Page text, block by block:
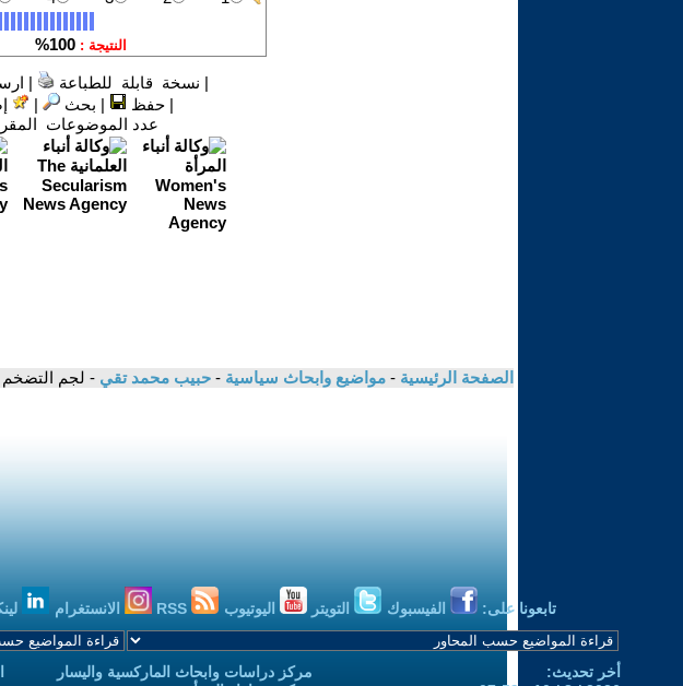
| نسخة قابلة للطباعة |
|حفظ | بحث |
عدد الموضوعات
الصفحة الرئيسية - مواضيع وابحاث سياسية - حبيب محمد تقي - لجم التضخم
تابعونا على: الفيسبوك التويتر اليوتيوب الانستغرام
أخر تحديث:
مركز دراسات وابحاث الماركسية واليسار